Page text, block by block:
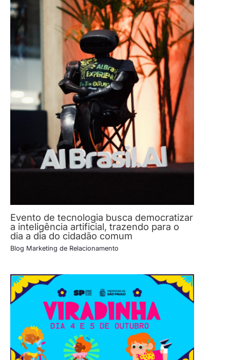
Evento de tecnologia busca democratizar
a inteligência artificial, trazendo para o
dia a dia do cidadão comum
Blog Marketing de Relacionamento